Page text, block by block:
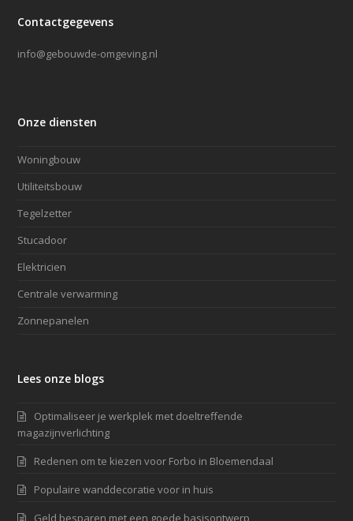
Contactgegevens
info@gebouwde-omgeving.nl
Onze diensten
Woningbouw
Utiliteitsbouw
Tegelzetter
Stucadoor
Elektricien
Centrale verwarming
Zonnepanelen
Lees onze blogs
Optimaliseer je werkplek met doeltreffende
magazijnverlichting
Redenen om te kiezen voor Forbo in Bloemendaal
Populaire wanddecoratie voor in huis
Geld besparen met een goede basisontwerp